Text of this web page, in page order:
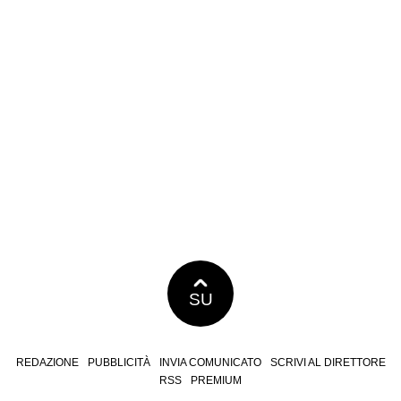
SU
REDAZIONE PUBBLICITÀ INVIA COMUNICATO
SCRIVI AL DIRETTORE
RSS
PREMIUM